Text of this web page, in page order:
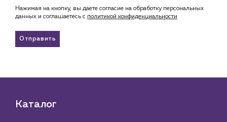
Нажимая на кнопку, вы даете согласие на обработку персональных
данных и соглашаетесь c политикой конфиденциальности
Отправить
Каталог